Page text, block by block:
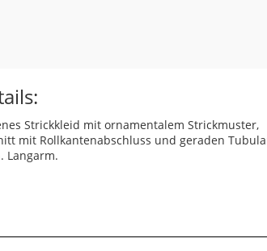
Strickkleid mit ornamentalem Strickmuster,
mit Rollkantenabschluss und geraden
Langarm.